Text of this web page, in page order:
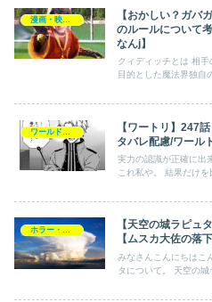
【おかしい？ガバ
のルールについて
なんj】
クィディッチとは 相
目的とした魔法界独自
【ワートリ】247
タバレ配慮/ワール
実力の認識が正確に出
これ私や。 結果だけを
【天空の城ラピュ
【ムスカ大佐の落
みなさんこんにちはこ
タについて。 天空の城